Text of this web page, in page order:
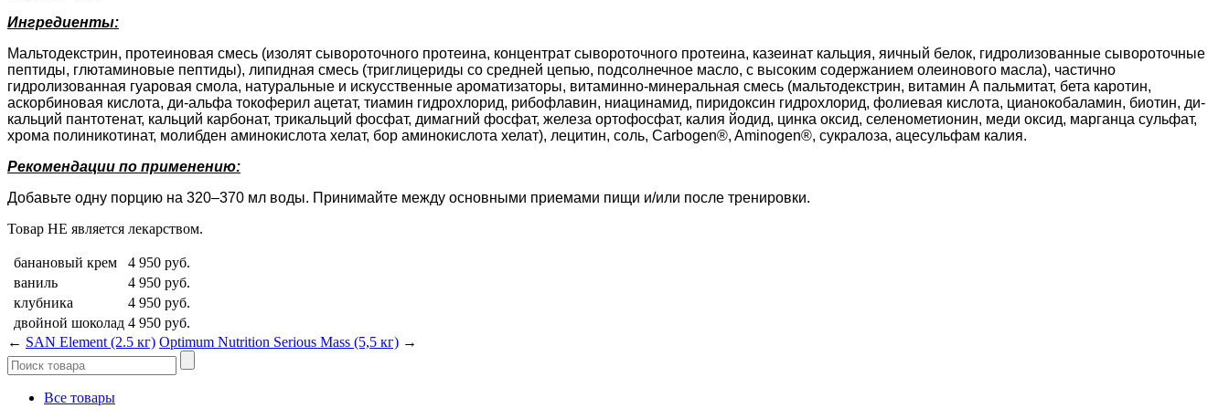
Ингредиенты:
Мальтодекстрин, протеиновая смесь (изолят сывороточного протеина, концентрат сывороточного протеина, казеинат кальция, яичный белок, гидролизованные сывороточные
пептиды, глютаминовые пептиды), липидная смесь (триглицериды со средней цепью, подсолнечное масло, с высоким содержанием олеинового масла), частично
гидролизованная гуаровая смола, натуральные и искусственные ароматизаторы, витаминно-минеральная смесь (мальтодекстрин, витамин А пальмитат, бета каротин,
аскорбиновая кислота, ди-альфа токоферил ацетат, тиамин гидрохлорид, рибофлавин, ниацинамид, пиридоксин гидрохлорид, фолиевая кислота, цианокобаламин, биотин, ди-
кальций пантотенат, кальций карбонат, трикальций фосфат, димагний фосфат, железа ортофосфат, калия йодид, цинка оксид, селенометионин, меди оксид, марганца сульфат,
хрома полиникотинат, молибден аминокислота хелат, бор аминокислота хелат), лецитин, соль, Carbogen®, Aminogen®, сукралоза, ацесульфам калия.
Рекомендации по применению:
Добавьте одну порцию на 320–370 мл воды. Принимайте между основными приемами пищи и/или после тренировки.
Товар НЕ является лекарством.
банановый крем 4 950 руб.
ваниль
4 950 руб.
клубника
4 950 руб.
двойной шоколад 4 950 руб.
← SAN Element (2.5 кг) Optimum Nutrition Serious Mass (5,5 кг) →
Все товары